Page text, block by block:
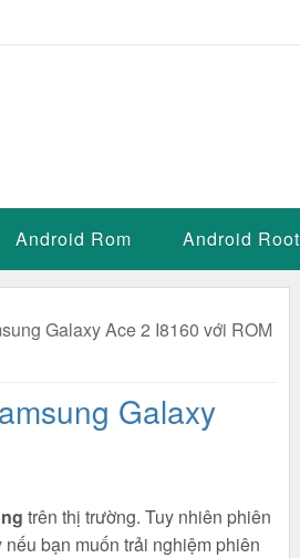
Android Rom Android Root
Galaxy Ace 2 I8160 với ROM
Galaxy
trên thị trường. Tuy nhiên phiên
bạn muốn trải nghiệm phiên